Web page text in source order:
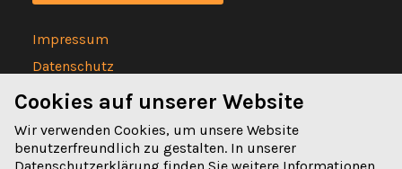
Impressum
Datenschutz
Statuten
Cookies auf unserer Website
Wir verwenden Cookies, um unsere Website
benutzerfreundlich zu gestalten. In unserer